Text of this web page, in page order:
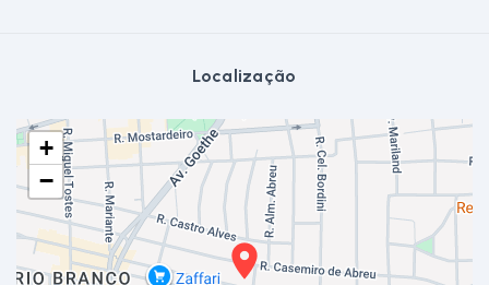
Localização
+
−